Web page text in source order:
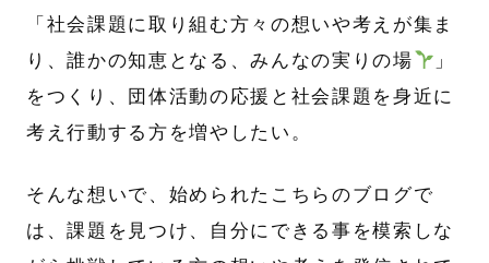
「社会課題に取り組む方々の想いや考えが集ま
り、誰かの知恵となる、みんなの実りの場
」
をつくり、団体活動の応援と社会課題を身近に
考え行動する方を増やしたい。
そんな想いで、始められたこちらのブログで
は、課題を見つけ、自分にできる事を模索しな